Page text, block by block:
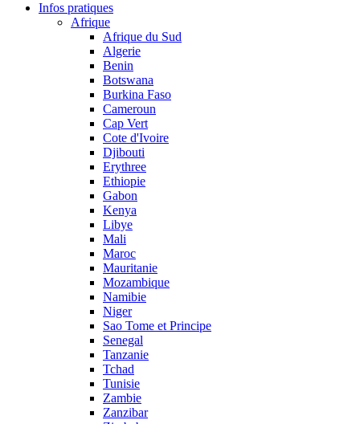
Infos pratiques
Afrique
Afrique du Sud
Algerie
Benin
Botswana
Burkina Faso
Cameroun
Cap Vert
Cote d'Ivoire
Djibouti
Erythree
Ethiopie
Gabon
Kenya
Libye
Mali
Maroc
Mauritanie
Mozambique
Namibie
Niger
Sao Tome et Principe
Senegal
Tanzanie
Tchad
Tunisie
Zambie
Zanzibar